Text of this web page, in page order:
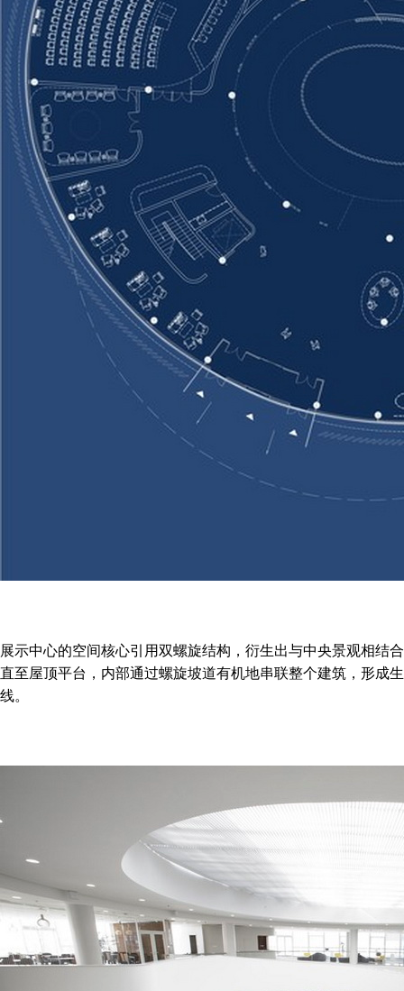
展示中心的空间核心引用双螺旋结构，衍生出与中央景观相结
直至屋顶平台，内部通过螺旋坡道有机地串联整个建筑，形成
线。